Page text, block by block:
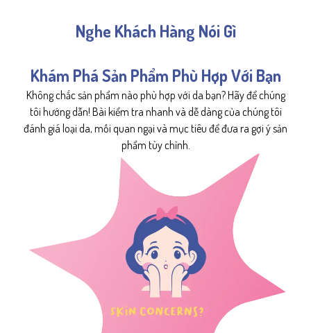
Nghe Khách Hàng Nói Gì
Khám Phá Sản Phẩm Phù Hợp Với Bạn
Không chắc sản phẩm nào phù hợp với da bạn? Hãy để chúng
tôi hướng dẫn! Bài kiểm tra nhanh và dễ dàng của chúng tôi
đánh giá loại da, mối quan ngại và mục tiêu để đưa ra gợi ý sản
phẩm tùy chỉnh.